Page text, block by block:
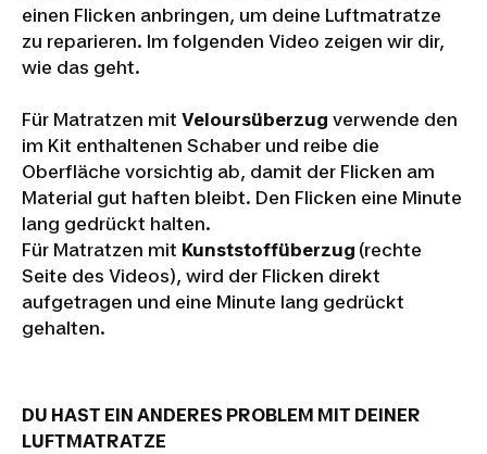
einen Flicken anbringen, um deine Luftmatratze
zu reparieren. Im folgenden Video zeigen wir dir,
wie das geht.
Für Matratzen mit Veloursüberzug verwende den
im Kit enthaltenen Schaber und reibe die
Oberfläche vorsichtig ab, damit der Flicken am
Material gut haften bleibt. Den Flicken eine Minute
lang gedrückt halten.
Für Matratzen mit Kunststoffüberzug (rechte
Seite des Videos), wird der Flicken direkt
aufgetragen und eine Minute lang gedrückt
gehalten.
NATURE
HIKING -
HOW TO
REPAIR
YOUR
MATTRESS
DU HAST EIN ANDERES PROBLEM MIT DEINER
LUFTMATRATZE